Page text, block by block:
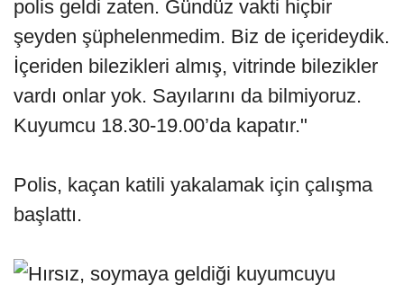
polis geldi zaten. Gündüz vakti hiçbir
şeyden şüphelenmedim. Biz de içerideydik.
İçeriden bilezikleri almış, vitrinde bilezikler
vardı onlar yok. Sayılarını da bilmiyoruz.
Kuyumcu 18.30-19.00’da kapatır."
Polis, kaçan katili yakalamak için çalışma
başlattı.